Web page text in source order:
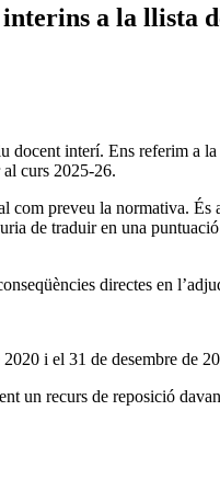
a la llista
interí. Ens referim a
curs 2025-26.
com preveu la normativa.
de traduir en una
directes en
i el 31 de desembre de
un recurs de reposició